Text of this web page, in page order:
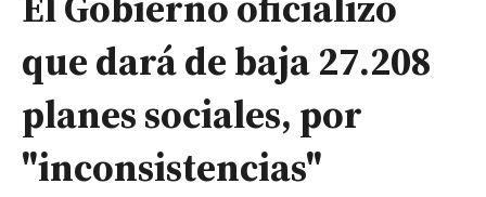
que dará de baja 27.208
planes sociales, por
"inconsistencias"